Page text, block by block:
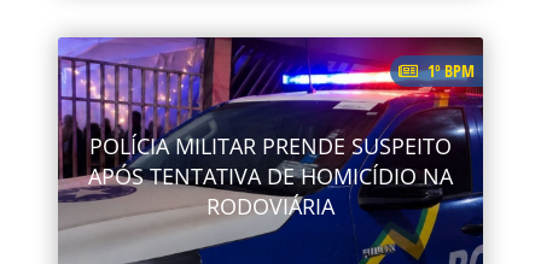
1º BPM
POLÍCIA MILITAR PRENDE SUSPEITO
APÓS TENTATIVA DE HOMICÍDIO NA
RODOVIÁRIA